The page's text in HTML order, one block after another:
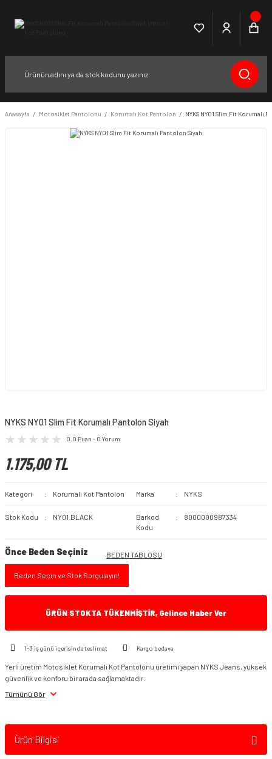
Anasayfa Motosiklet Pantolonu Korumalı Kot Pantolon NYKS NY01 Slim Fit Korumalı
NYKS NY01 Slim Fit Korumalı Pantolon Siyah
0.0 Puan - 0 Yorum
1.175,00 TL
Kategori Korumalı Kot Pantolon Marka NYKS
Stok Kodu NY01.BLACK
Barkod
Kodu
8000000987334
Önce Beden Seçiniz BEDEN TABLOSU
Beden Seçin ve Stok Sorgulayın!
ÜRÜN STOKTA TÜKENMİŞTİR, Gelince Haber Ver
1-3 iş günü içerisinde teslimat Kargo bedava
Yerli üretim Motosiklet Korumalı Kot Pantolonu üretimi yapan NYKS Jeans, yüksek
güvenlik ve konforu bir arada sağlamaktadır.
Tümünü Gör
Ürün Bilgisi